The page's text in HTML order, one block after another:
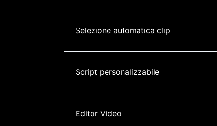
Selezione automatica clip
Script personalizzabile
Editor Video